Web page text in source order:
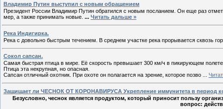
Владимир Путин выступил с новым обращением
Президент России Владимир Путин обратился с новым посланием. Он еще раз
мер, а также принимать новые. ... Читать дальше »
Река Индигирка.
Река с довольно быстрым течением. В среднем участке река прорывается сквозь
Сокол сапсан.
Самая быстрая птица в мире. Её скорость превышает 300 км/ч в пикирующем
Птица эта некрупная, но опасная.
Сапсан отличный охотник. При охоте он полагается на зрение, которое позво
Защищает ли ЧЕСНОК ОТ КОРОНАВИРУСА Укрепление иммунитета в период
Безусловно, чеснок является продуктом, который приносит пользу
вопрос: